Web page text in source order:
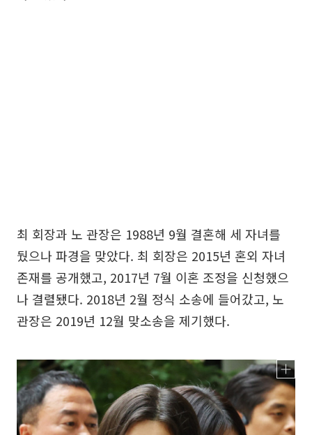
최 회장과 노 관장은 1988년 9월 결혼해 세 자녀를
뒀으나 파경을 맞았다. 최 회장은 2015년 혼외 자녀
존재를 공개했고, 2017년 7월 이혼 조정을 신청했으
나 결렬됐다. 2018년 2월 정식 소송에 들어갔고, 노
관장은 2019년 12월 맞소송을 제기했다.